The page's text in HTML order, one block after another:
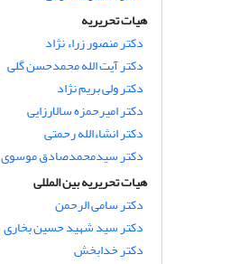
هیات تحریریه
دکتر منصور زراء نژاد
دکتر آیت الله محمدحسن گلی
دکتر ولی بریم نژاد
دکتر امیرحمزه سالارزایی
دکتر انشاءالله رحمتی
دکتر سیدمحمدصادق موسوی
هیات تحریریه بین المللی
دکتر سامی الرحمن
دکتر سید شهید حسین بخاری
دکتر خدابخش